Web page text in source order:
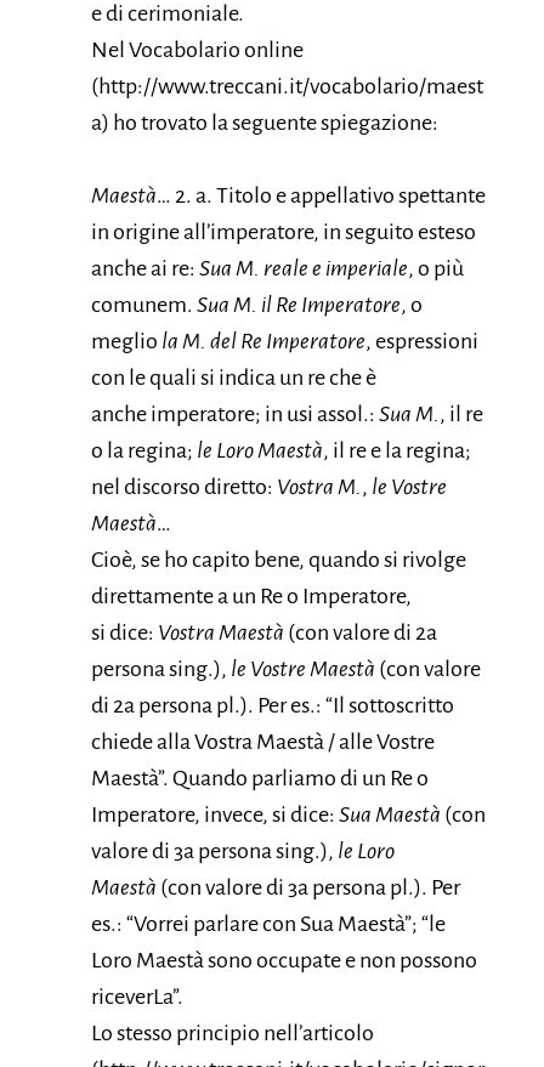
e di cerimoniale.
Nel Vocabolario online
(http://www.treccani.it/vocabolario/maest
a) ho trovato la seguente spiegazione:
Maestà… 2. a. Titolo e appellativo spettante
in origine all’imperatore, in seguito esteso
anche ai re: Sua M. reale e imperiale, o più
comunem. Sua M. il Re Imperatore, o
meglio la M. del Re Imperatore, espressioni
con le quali si indica un re che è
anche imperatore; in usi assol.: Sua M., il re
o la regina; le Loro Maestà, il re e la regina;
nel discorso diretto: Vostra M., le Vostre
Maestà…
Cioè, se ho capito bene, quando si rivolge
direttamente a un Re o Imperatore,
si dice: Vostra Maestà (con valore di 2a
persona sing.), le Vostre Maestà (con valore
di 2a persona pl.). Per es.: “Il sottoscritto
chiede alla Vostra Maestà / alle Vostre
Maestà”. Quando parliamo di un Re o
Imperatore, invece, si dice: Sua Maestà (con
valore di 3a persona sing.), le Loro
Maestà (con valore di 3a persona pl.). Per
es.: “Vorrei parlare con Sua Maestà”; “le
Loro Maestà sono occupate e non possono
riceverLa”.
Lo stesso principio nell’articolo